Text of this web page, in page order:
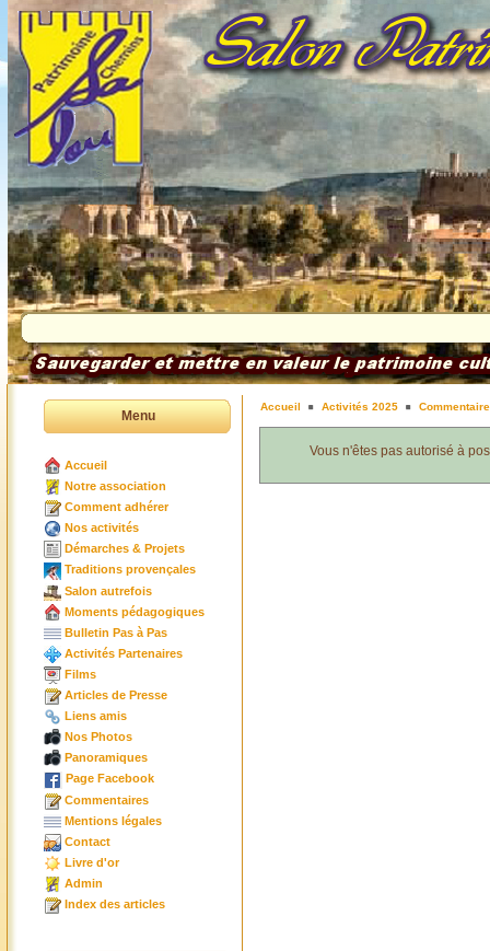
Menu
Accueil
Notre association
Comment adhérer
Nos activités
Démarches & Projets
Traditions provençales
Salon autrefois
Moments pédagogiques
Bulletin Pas à Pas
Activités Partenaires
Films
Articles de Presse
Liens amis
Nos Photos
Panoramiques
Page Facebook
Commentaires
Mentions légales
Contact
Livre d'or
Admin
Index des articles
Accueil Activités 2025
Vous n'êtes pas autorisé à